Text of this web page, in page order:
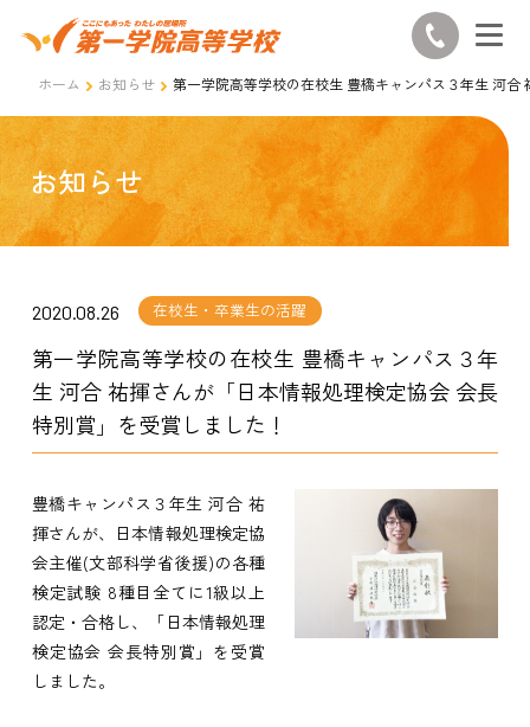
ホーム お知らせ 第一学院高等学校の在校生 豊橋キャンパス３年生 河
お知らせ
2020.08.26 在校生・卒業生の活躍
第一学院高等学校の在校生 豊橋キャンパス３年
生 河合 祐揮さんが「日本情報処理検定協会 会長
特別賞」を受賞しました！
豊橋キャンパス３年生 河合 祐
揮さんが、日本情報処理検定協
会主催(文部科学省後援)の各種
検定試験 8種目全てに1級以上
認定・合格し、「日本情報処理
検定協会 会長特別賞」を受賞
しました。